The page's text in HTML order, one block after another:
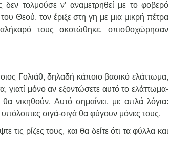
τολμούσε ν’ αναμετρηθεί με το φοβερό
Θεού, τον έριξε στη γη με μια μικρή πέτρα
τους σκοτώθηκε, οπισθοχώρησαν
Γολιάθ, δηλαδή κάποιο βασικό ελάττωμα,
μόνο αν εξοντώσετε αυτό το ελάττωμα-
νικηθούν. Αυτό σημαίνει, με απλά λόγια:
σιγά-σιγά θα φύγουν μόνες τους.
ρίζες τους, και θα δείτε ότι τα φύλλα και